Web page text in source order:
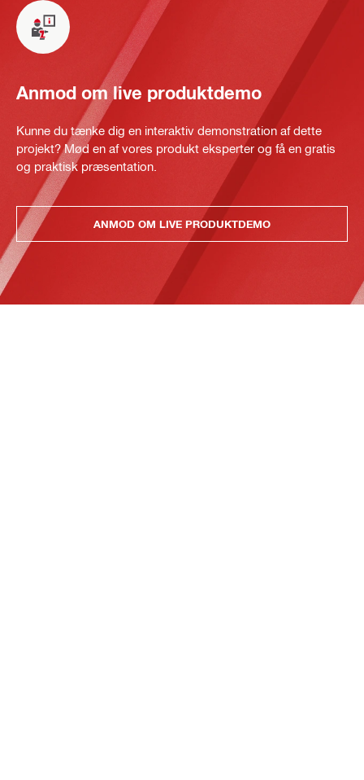
Anmod om live produktdemo
Kunne du tænke dig en interaktiv demonstration af dette
projekt? Mød en af vores produkt eksperter og få en gratis
og praktisk præsentation.
ANMOD OM LIVE PRODUKTDEMO